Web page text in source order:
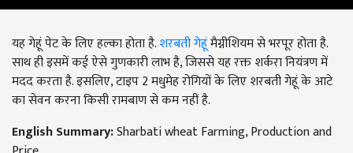
यह गेहूं पेट के लिए हल्का होता है.शरबती गेहूंमैग्नीशियम से भरपूर होता है.
साथ ही इसमें कई ऐसे गुणकारी लाभ है, जिससे यह रक्त शर्करा नियंत्रण में
मदद करता है. इसलिए, टाइप 2 मधुमेह रोगियों के लिए शरबती गेहूं के आटे
का सेवन करना किसी रामबाण से कम नहीं है.
English Summary:Sharbati wheat Farming, Production and